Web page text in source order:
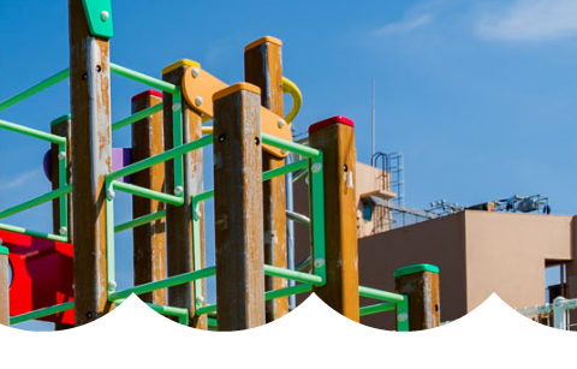
を・・・
😌
😌
|
報
恩
保
育
園